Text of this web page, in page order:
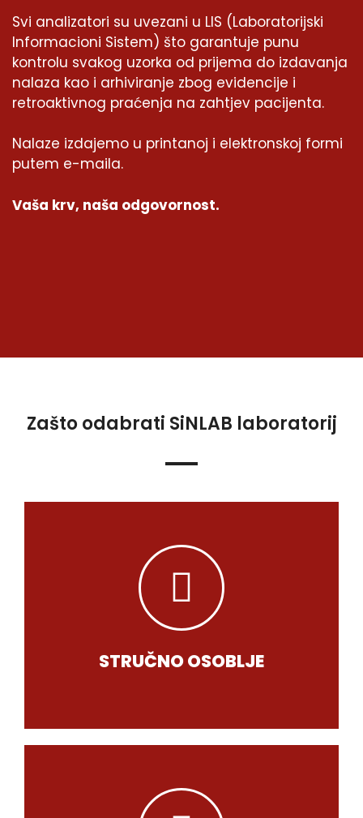
Svi analizatori su uvezani u LIS (Laboratorijski
Informacioni Sistem) što garantuje punu
kontrolu svakog uzorka od prijema do izdavanja
nalaza kao i arhiviranje zbog evidencije i
retroaktivnog praćenja na zahtjev pacijenta.
Nalaze izdajemo u printanoj i elektronskoj formi
putem e-maila.
Vaša krv, naša odgovornost.
Zašto odabrati SiNLAB laboratorij
STRUČNO OSOBLJE
Stručno i odgovorno osoblje je naš najveći
kapital, garancija pouzdanosti i kvaliteta
usluge.